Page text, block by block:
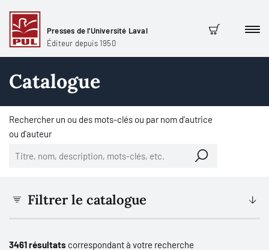
Presses de l'Université Laval
Éditeur depuis 1950
Panier
Catalogue
Rechercher un ou des mots-clés ou par nom d'autrice
ou d'auteur
Filtrer le catalogue
3461 résultats correspondant à votre recherche